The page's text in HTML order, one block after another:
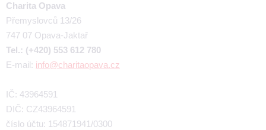
Charita Opava
Přemyslovců 13/26
747 07 Opava-Jaktař
Tel.: (+420) 553 612 780
E-mail: info@charitaopava.cz
IČ: 43964591
DIČ: CZ43964591
číslo účtu: 154871941/0300